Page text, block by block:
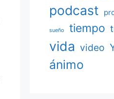
podcast
sueño tiempo
vida video
ánimo